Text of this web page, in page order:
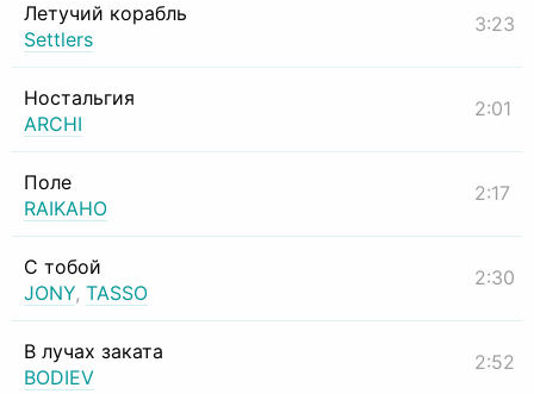
Летучий корабль
Settlers
3:23
Ностальгия
ARCHI
2:01
Поле
RAIKAHO
2:17
С тобой
JONY, TASSO
2:30
В лучах заката
BODIEV
2:52